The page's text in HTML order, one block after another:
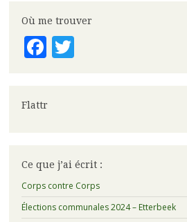
Où me trouver
Facebook
Twitter
Flattr
Ce que j’ai écrit :
Corps contre Corps
Élections communales 2024 – Etterbeek